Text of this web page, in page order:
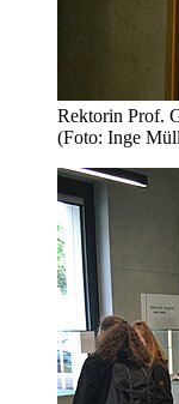
Rektorin Prof.
(Foto: Inge